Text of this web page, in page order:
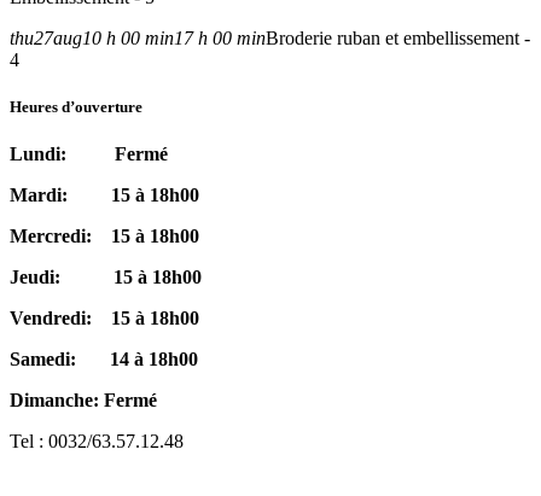
thu27aug10 h 00 min17 h 00 minBroderie ruban et embellissement -
4
Heures d’ouverture
Lundi: Fermé
Mardi: 15 à 18h00
Mercredi: 15 à 18h00
Jeudi: 15 à 18h00
Vendredi: 15 à 18h00
Samedi: 14 à 18h00
Dimanche: Fermé
Tel : 0032/63.57.12.48